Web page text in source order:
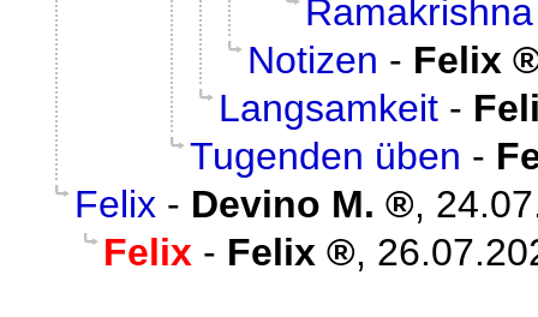
Ramakrishna
Notizen - Felix
Langsamkeit -
Tugenden üben -
Felix - Devino M. ,
Felix - Felix ,